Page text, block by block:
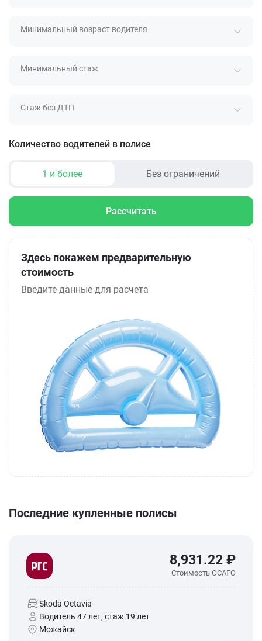
Минимальный возраст водителя
Минимальный стаж
Стаж без ДТП
Количество водителей в полисе
1 и более Без ограничений
Рассчитать
Здесь покажем предварительную
стоимость
Введите данные для расчета
Последние купленные полисы
8,931.22 ₽
Стоимость ОСАГО
Skoda Octavia
Водитель 47 лет, стаж 19 лет
Можайск